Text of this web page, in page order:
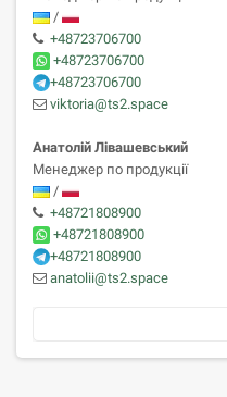
/
+48723706700
+48723706700
+48723706700
viktoria@ts2.space
Анатолій Лівашевський
Менеджер по продукції
/
+48721808900
+48721808900
+48721808900
anatolii@ts2.space